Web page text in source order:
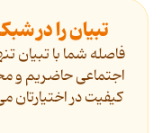
تبیان را در
فاصله شما با
اجتماعی حاضریم و
کیفیت در اختیارتان